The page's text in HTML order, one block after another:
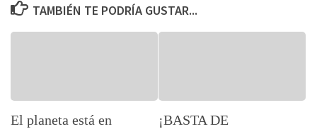
TAMBIÉN TE PODRÍA GUSTAR...
El planeta está en
¡BASTA DE